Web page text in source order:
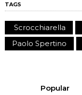
TAGS
Scrocchiarella
Paolo Spertino
Popular